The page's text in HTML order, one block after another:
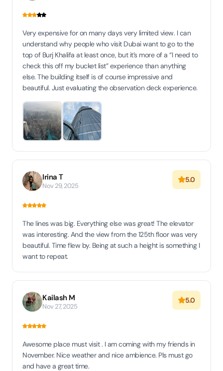
Very expensive for on many days very limited view. I can
understand why people who visit Dubai want to go to the
top of Burj Khalifa at least once, but it’s more of a “I need to
check this off my bucket list” experience than anything
else. The building itself is of course impressive and
beautiful. Just evaluating the observation deck experience.
Irina T
Nov 29, 2025
5.0
The lines was big. Everything else was great! The elevator
was interesting. And the view from the 125th floor was very
beautiful. Time flew by. Being at such a height is something I
want to repeat.
Kailash M
Nov 27, 2025
5.0
Awesome place must visit . I am coming with my friends in
November. Nice weather and nice ambience. Pls must go
and have a great time.